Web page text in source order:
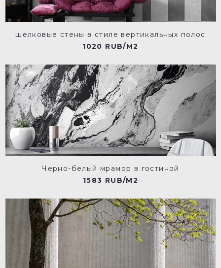
шелковые стены в стиле вертикальных полос
1020 RUB/M2
Черно-белый мрамор в гостиной
1583 RUB/M2